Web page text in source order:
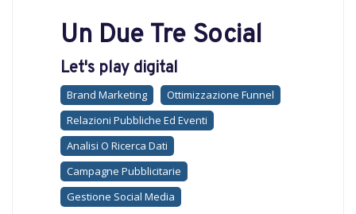
Un Due Tre Social
Let's play digital
Brand Marketing
Ottimizzazione Funnel
Relazioni Pubbliche Ed Eventi
Analisi O Ricerca Dati
Campagne Pubblicitarie
Gestione Social Media